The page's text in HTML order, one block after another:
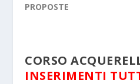
PROPOSTE
CORSO
INSERIMENTI